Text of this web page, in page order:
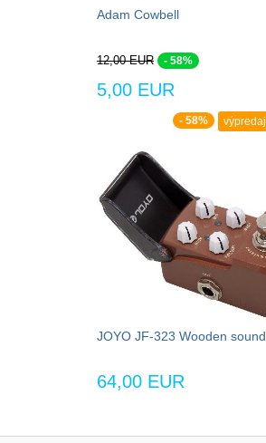
Adam Cowbell
12,00 EUR - 58%
5,00 EUR
- 58% výpredaj
JOYO JF-323 Wooden sound
64,00 EUR